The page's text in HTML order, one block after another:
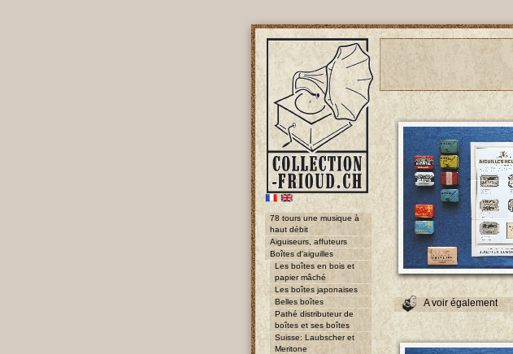
78 tours une musique à
haut débit
Aiguiseurs, affuteurs
Boîtes d'aiguilles
Les boîtes en bois et
papier mâché
Les boîtes japonaises
Belles boîtes
Pathé distributeur de
boîtes et ses boîtes
Suisse: Laubscher et
Meritone
A voir également